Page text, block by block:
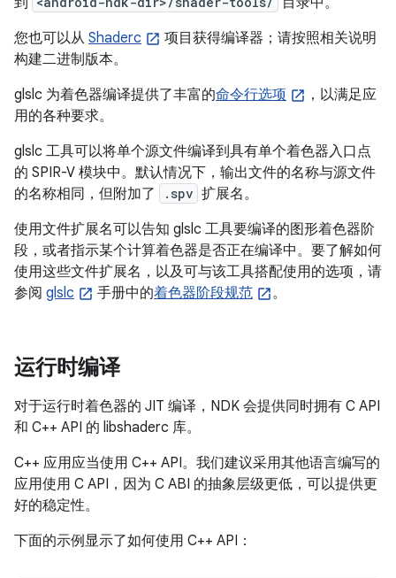
您也可以从 Shaderc
项目获得编译器；请按照相关说明
构建二进制版本。
glslc 为着色器编译提供了丰富的命令行选项
，以满足应
用的各种要求。
glslc 工具可以将单个源文件编译到具有单个着色器入口点
的 SPIR-V 模块中。默认情况下，输出文件的名称与源文件
的名称相同，但附加了
.spv 扩展名。
使用文件扩展名可以告知 glslc 工具要编译的图形着色器阶
段，或者指示某个计算着色器是否正在编译中。要了解如何
使用这些文件扩展名，以及可与该工具搭配使用的选项，请
参阅 glslc 手册中的着色器阶段规范 。
运行时编译
对于运行时着色器的 JIT 编译，NDK 会提供同时拥有 C API
和 C++ API 的 libshaderc 库。
C++ 应用应当使用 C++ API。我们建议采用其他语言编写的
应用使用 C API，因为 C ABI 的抽象层级更低，可以提供更
好的稳定性。
下面的示例显示了如何使用 C++ API：